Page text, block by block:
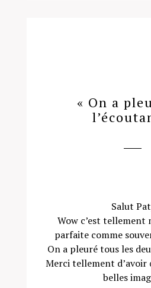
« On a
Salut
Wow c’est tellement
parfaite comme
On a pleuré tous les
Merci tellement d’avoir
belles